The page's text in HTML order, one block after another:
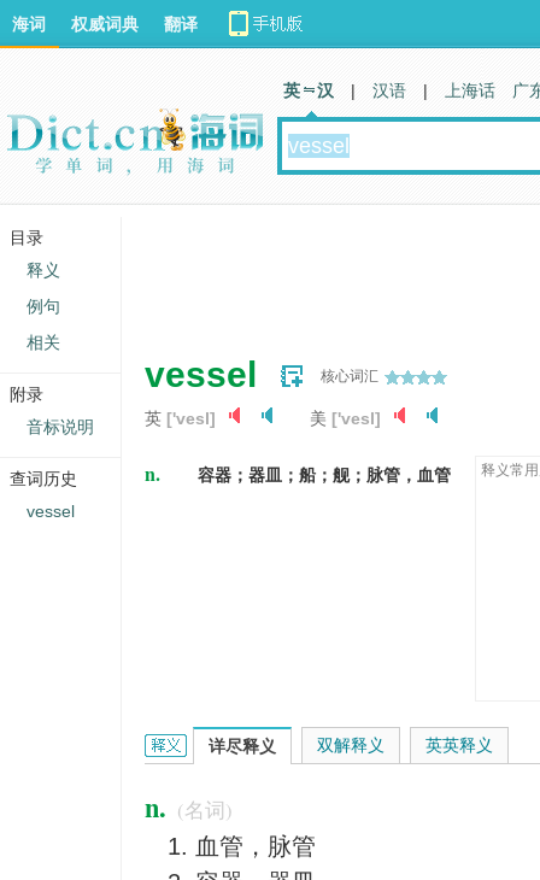
vessel 核心词汇
英 ['vesl] 美 ['vesl]
n. 容器；器皿；船；舰；脉管，血管 释义常
vessel的英文翻译是什么意思，词典释义与在线翻译
详尽释义
n. (名词)
血管，脉管
双解释义 英英释义
海词 权威词典 翻译
英 汉 | 汉语 | 上海话 广
目录
释义
例句
相关
附录
音标说明
查词历史
vessel